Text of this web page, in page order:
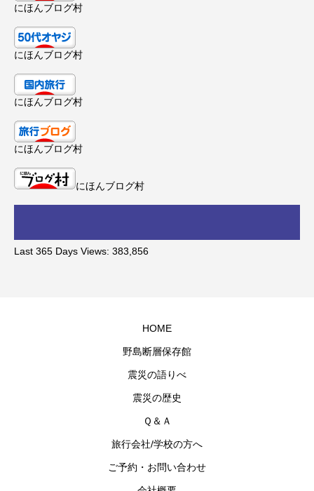
にほんブログ村
にほんブログ村
にほんブログ村
にほんブログ村
にほんブログ村
Last 365 Days Views: 383,856
HOME
野島断層保存館
震災の語りべ
震災の歴史
Ｑ＆Ａ
旅行会社/学校の方へ
ご予約・お問い合わせ